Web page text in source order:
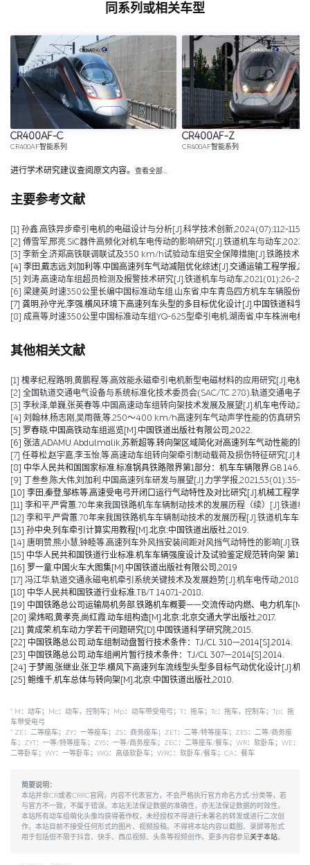
同系列或相关车型
CR400AF-C
CR400AF智能系列
CR400AF-Z
CR400AF智能系列
进行学术研究建议查阅原文内容。 查看全部…
主要参考文献
[1] 孙鑫.高铁异步牵引电机的电磁设计与分析[J].科学技术创新,2024(07):112-115.
[2] 傅雪军,邢亮.SiC器件高频化对机车电传动的影响研究[J].铁道机车与动车
[3] 李新全.济郑高铁联调联试及350 km/h试验动车组安全保障措施[J].铁路技术
[4] 李田,戴志远,刘加利等.中国高速列车气动减阻优化综述[J].交通运输工程学报
[5] 刘涛.高速动车组超员检测及报警技术研究[J].铁道机车与动车,2021(01):26-
[6] 梁建英,时速350公里长编中国标准动车组.山东省,中车青岛四方机车车辆股份
[7] 龚明,孙守光,李强.横风环境下高速列车头型的多目标优化设计[J].中国铁道科学
[8] 成熹等,时速350公里中国标准动车组YQ-625型牵引电机.湖南省,中车株洲电机
其他相关文献
[1] 槐孝纪,程路明,黄鹏程,等.高效能永磁牵引电机新型电磁材料的应用研究[J].电
[2] 全国轨道交通电气设备与系统标准化技术委员会(SAC/TC 278).轨道交通电
[3] 李秋泽,单巍,张英春等.中国高速动车组转向架技术发展及展望[J].机车电传动
[4] 刘翰林,杨志刚,吴雨薇,等.250～400 km/h高速列车气动声学性能的仿真研究
[5] 罗春晓.中国高铁动车组巡览[M].中国铁道出版社有限公司,2022.
[6] 张洁,ADAMU Abdulmalik,苏新超等.转向架区域简化对高速列车气动性能的
[7] 任尊松,赵宇嘉,李玉怡,等.高速动车组转向架牵引制动载荷及损伤特征研究[J].机
[8] 中华人民共和国国家标准.标准锅具铁路限界第1部分：机车车辆限界.GB
[9] 丁叁叁,陈大伟,刘加利.中国高速列车研发与展望[J].力学学报,2021,53(01):35-
[10] 李田,秦登,邹栋等.高速受电弓开闭口运行气动特性及对比研究[J].机械工程学
[11] 李和平,严霄蕙.70年来我国铁路机车车辆制动技术的发展历程（续）[J].铁道
[12] 李和平,严霄蕙.70年来我国铁路机车车辆制动技术的发展历程[J].铁道机车车
[13] 孙中央.列车牵引计算实用教程[M].北京:中国铁道出版社,2019.
[14] 唐明赞,熊小慧,钟睦等.高速列车外风挡安装间距对风挡气动特性的影响[J].铁
[15] 中华人民共和国铁道行业标准.机车车辆强度设计及试验鉴定规范转向架 第1
[16] 罗一童.中国火车大图集[M].中国铁道出版社有限公司,2019
[17] 冯江华.轨道交通永磁电机牵引系统关键技术及发展趋势[J].机车电传动
[18] 中华人民共和国铁道行业标准.TB/T 1407.1-2018.
[19] 中国铁路总公司运输局机务部.铁路机车概要——交流传动内燃、电力机车[M].
[20] 梁炜昭,黄孝亮,尚红霞.动车组构造[M].北京:北京交通大学出版社,2017.
[21] 黄成荣.机车动力学若干问题研究[D].中国铁道科学研究院,2015.
[22] 中国铁路总公司.动车组制动盘暂行技术条件：TJ/CL 310—2014[S].2014.
[23] 中国铁路总公司.动车组闸片暂行技术条件：TJ/CL 307—2014[S].2014.
[24] 于梦阁,张继业,张卫华.横风下高速列车流线型头型多目标气动优化设计[J].机
[25] 鲍维千,机车总体与转向架[M].北京:中国铁道出版社,2010.
* M：动车；Mc：动车，控制车；Mp：动车带受电弓；T：拖车；Tc：拖车，控制车；Tp：拖
车带受电弓
* ZE：二等座车；ZY：一等座车；ZS：商务座车；ZET：二等/特等座车；ZES：二等/商务座
车；ZYT：一等/特等座车；ZYS：一等/商务座车；ZEC：二等座车/餐车；WR：软卧车；WE：
二等卧车；WY：一等卧车；WG：高级软卧车；WRC：软卧车/餐车；CA：餐车
简要说明：
本站并非CR或者CRRC官网，内容不代表官方，不会严格执行官方命名方式/分类等，若
与官方不一致，不属于错误。本站无法保证数据的准确性，亦无法保证数据的时效性。
本站所有动车组萌化头像均获得著作权，未经授权不得进行未署名的转发或进行二次创
作。本站目前不接受任何形式的图片、视频投稿。不得将本站内容以截图、录屏等形式
用于包括但不限于抖音、快手、西瓜视频、头条等视频创作。更多内容参见关于本站。